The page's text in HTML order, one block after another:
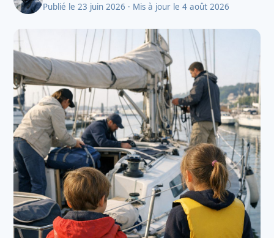
Publié le 23 juin 2026 · Mis à jour le 4 août 2026